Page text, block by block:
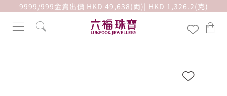
9999/999金賣出價 HKD 49,638(両)| HKD 1,326.2(克)